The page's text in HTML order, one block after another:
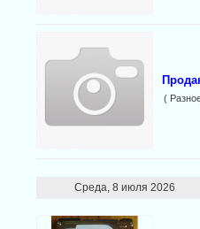
(
Среда, 8 июля 2026